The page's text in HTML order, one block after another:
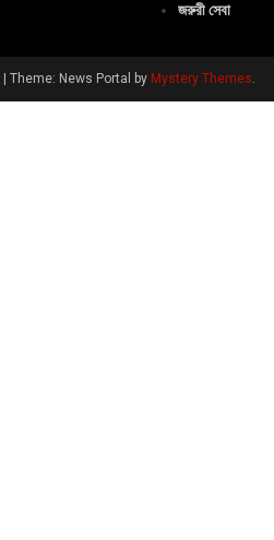
জরুরী সেবা
| Theme: News Portal by Mystery Themes